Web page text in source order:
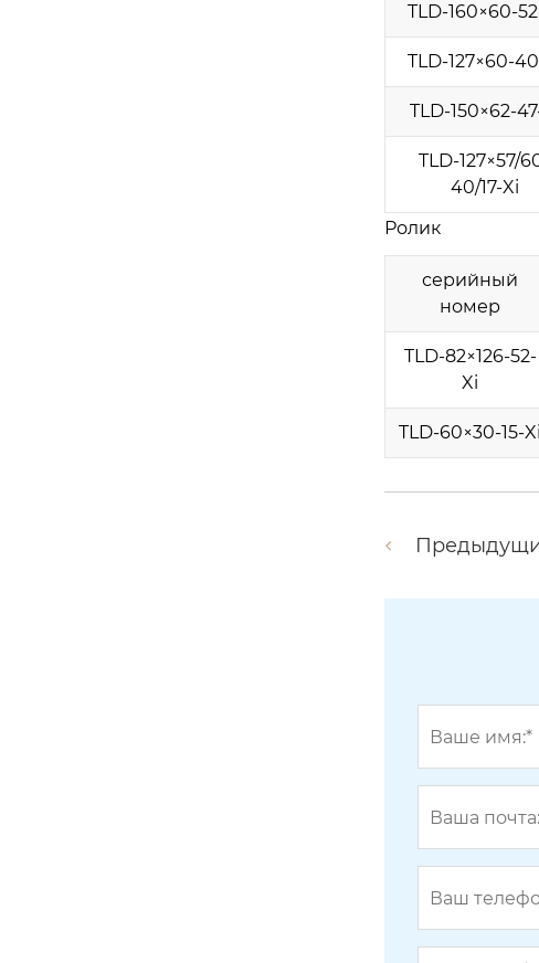
TLD-160×60-
TLD-127×60-
TLD-150×62-
TLD-127×57/
40/17-Xi
Ролик
серийный
номер
TLD-82×126-52-
Xi
TLD-60×30-15-Xi